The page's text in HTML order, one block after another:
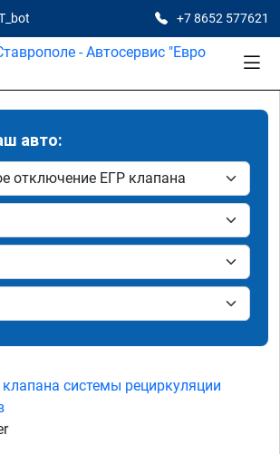
+7 8652 577621
авто:
системы рециркуляции